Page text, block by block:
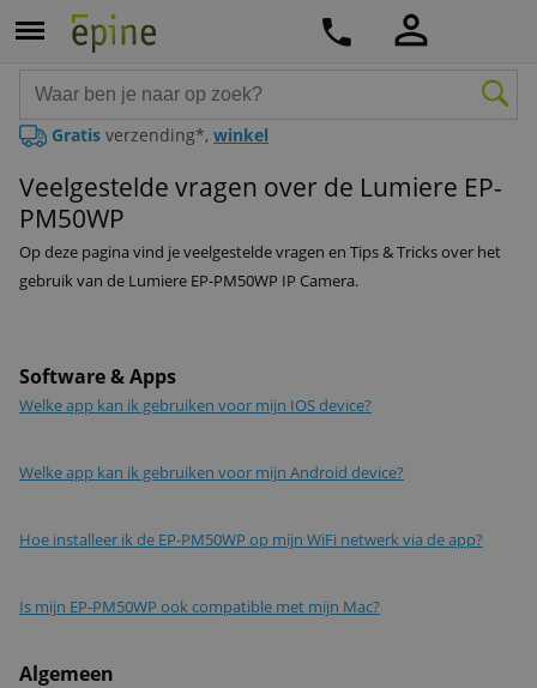
Gratis verzending*, winkel
Veelgestelde vragen over de Lumiere EP-
PM50WP
Op deze pagina vind je veelgestelde vragen en Tips & Tricks over het
gebruik van de Lumiere EP-PM50WP IP Camera.
Software & Apps
Welke app kan ik gebruiken voor mijn IOS device?
Welke app kan ik gebruiken voor mijn Android device?
Hoe installeer ik de EP-PM50WP op mijn WiFi netwerk via de app?
Is mijn EP-PM50WP ook compatible met mijn Mac?
Algemeen